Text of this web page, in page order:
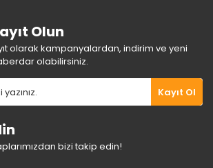
Olun
olarak kampanyalardan, indirim ve yeni
olabilirsiniz.
Kayıt Ol
bizi takip edin!